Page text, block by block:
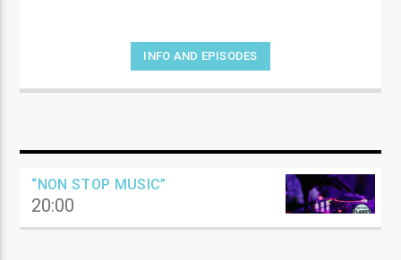
INFO AND EPISODES
“NON STOP MUSIC”
20:00